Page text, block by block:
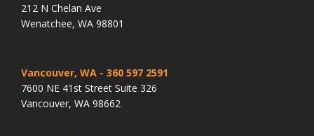
212 N Chelan Ave
Wenatchee, WA 98801
Vancouver, WA - 360 597 2591
7600 NE 41st Street Suite 326
Vancouver, WA 98662